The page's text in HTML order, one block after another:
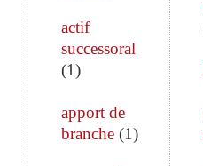
actif
successoral
(1)
apport de
branche (1)